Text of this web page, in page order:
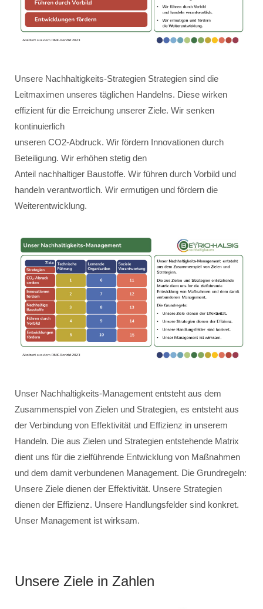
Unsere Nachhaltigkeits-Strategien Strategien sind die
Leitmaximen unseres täglichen Handelns. Diese wirken
effizient für die Erreichung unserer Ziele. Wir senken
kontinuierlich
unseren CO2-Abdruck. Wir fördern Innovationen durch
Beteiligung. Wir erhöhen stetig den
Anteil nachhaltiger Baustoffe. Wir führen durch Vorbild und
handeln verantwortlich. Wir ermutigen und fördern die
Weiterentwicklung.
Unser Nachhaltigkeits-Management entsteht aus dem
Zusammenspiel von Zielen und Strategien, es entsteht aus
der Verbindung von Effektivität und Effizienz in unserem
Handeln. Die aus Zielen und Strategien entstehende Matrix
dient uns für die zielführende Entwicklung von Maßnahmen
und dem damit verbundenen Management. Die Grundregeln:
Unsere Ziele dienen der Effektivität. Unsere Strategien
dienen der Effizienz. Unsere Handlungsfelder sind konkret.
Unser Management ist wirksam.
Unsere Ziele in Zahlen